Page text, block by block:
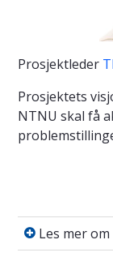
Prosjektleder
Prosjektets
NTNU skal få
Les mer om
Les mer